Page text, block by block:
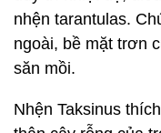
nhện tarantulas.
ngoài, bề mặt trơn
săn mồi.
Nhện Taksinus